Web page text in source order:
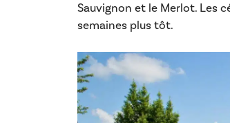
Sauvignon et le Merlot. Les
semaines plus tôt.